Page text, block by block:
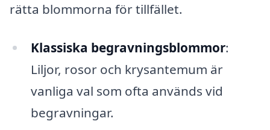
rätta blommorna för tillfället.
Klassiska begravningsblommor:
Liljor, rosor och krysantemum är
vanliga val som ofta används vid
begravningar.